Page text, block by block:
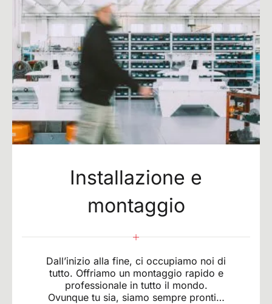
Installazione e
montaggio
Dall’inizio alla fine, ci occupiamo noi di
tutto. Offriamo un montaggio rapido e
professionale in tutto il mondo.
Ovunque tu sia, siamo sempre pronti a